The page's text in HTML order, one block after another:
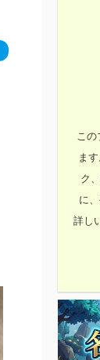
この
ま
ク
に
詳し